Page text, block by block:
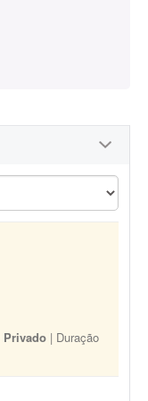
Privado | Duração